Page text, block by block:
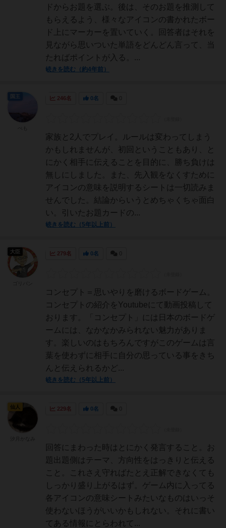
ドからお題を選ぶ。後は、そのお題を推測して
もらえるよう、様々なアイコンの書かれたボー
ド上にマーカーを置いていく。回答者はそれを
見ながら思いついた単語をどんどん言って、当
たればポイントが入る。...
続きを読む（約4年前）
246名 0名
家族と2人でプレイ。ルールは変わってしまう
かもしれませんが、初回ということもあり、と
にかく相手に伝えることを目的に、勝ち負けは
無しにしました。また、先入観をなくすために
アイコンの意味を説明するシートは一切読みま
せんでした。結論からいうとめちゃくちゃ面白
い。引いたお題カードの...
続きを読む（5年以上前）
国王
279名 0名
コンセプト＝思いやりを磨けるボードゲーム。
コンセプトの紹介をYoutubeにて動画投稿して
おります。「コンセプト」には日本のボードゲ
ームには、なかなかみられない魅力がありま
す。楽しいのはもちろんですがこのゲームは言
葉を使わずに相手に自分の思っている事をきち
んと伝えられるかど...
続きを読む（5年以上前）
大臣
229名 0名
回答にまわった時はとにかく発言すること。お
題出題側はテーマ、方向性をはっきりと伝える
こと。これさえ守ればたとえ正解できなくても
しっかり盛り上がるはず。ゲーム内に入ってる
各アイコンの意味シートみたいなものはいっそ
使わないほうがいいかもしれない。それに書い
てある情報にとらわれて...
仙人